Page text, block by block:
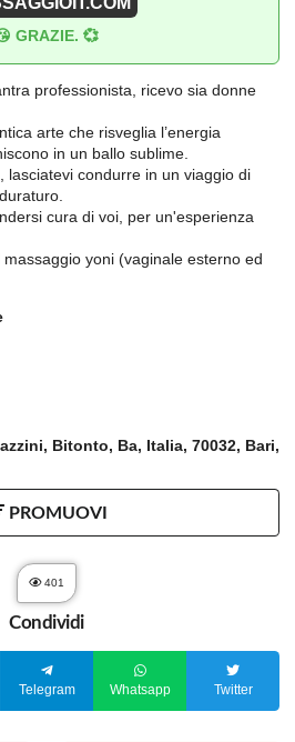
GRAZIE. 💞
professionista, ricevo sia donne
arte che risveglia l’energia
in un ballo sublime.
lasciatevi condurre in un viaggio di
cura di voi, per un'esperienza
yoni (vaginale esterno ed
Bitonto, Ba, Italia, 70032, Bari,
PROMUOVI
401
Condividi
Telegram Whatsapp Twitter